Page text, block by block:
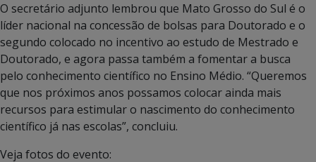
O secretário adjunto lembrou que Mato Grosso do Sul é o
líder nacional na concessão de bolsas para Doutorado e o
segundo colocado no incentivo ao estudo de Mestrado e
Doutorado, e agora passa também a fomentar a busca
pelo conhecimento científico no Ensino Médio. “Queremos
que nos próximos anos possamos colocar ainda mais
recursos para estimular o nascimento do conhecimento
científico já nas escolas”, concluiu.
Veja fotos do evento: